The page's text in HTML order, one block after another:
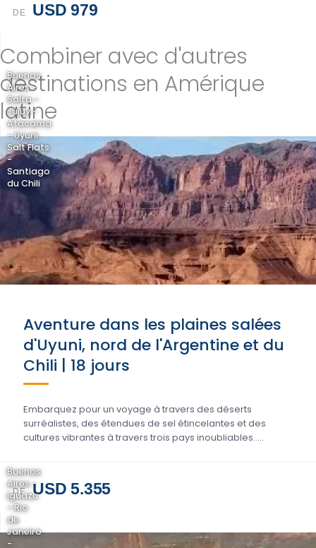
DE USD 979
Combiner avec d'autres
destinations en Amérique
latine
Buenos
Aires -
Salta -
Jujuy -
Atacama
- Uyuni
Salt Flats
-
Santiago
du Chili
Aventure dans les plaines salées
d'Uyuni, nord de l'Argentine et du
Chili | 18 jours
Embarquez pour un voyage à travers des déserts
surréalistes, des étendues de sel étincelantes et des
cultures vibrantes à travers trois pays inoubliables.....
DE USD 5.355
Buenos
Aires -
Iguazu
- Rio
de
Janeiro
-